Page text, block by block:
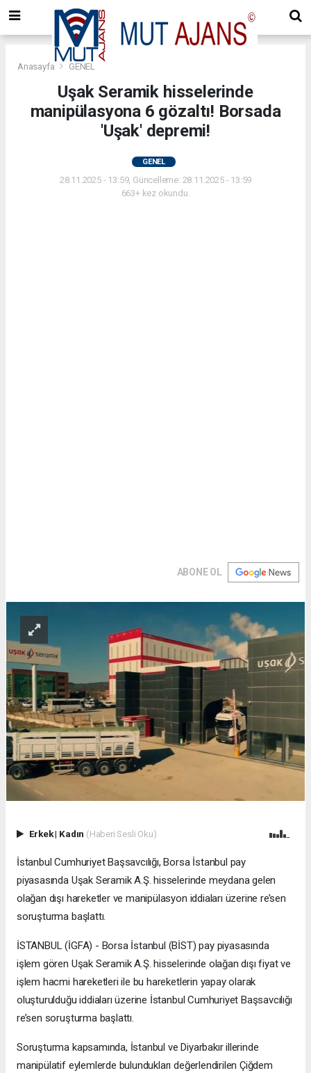
Anasayfa GENEL
Uşak Seramik hisselerinde
manipülasyona 6 gözaltı! Borsada
'Uşak' depremi!
GENEL
28.11.2025 - 13:59, Güncelleme: 28.11.2025 - 13:59
663+ kez okundu.
ABONE OL
Erkek| Kadın (Haberi Sesli Oku)
İstanbul Cumhuriyet Başsavcılığı, Borsa İstanbul pay
piyasasında Uşak Seramik A.Ş. hisselerinde meydana gelen
olağan dışı hareketler ve manipülasyon iddiaları üzerine re’sen
soruşturma başlattı.
İSTANBUL (İGFA) - Borsa İstanbul (BİST) pay piyasasında
işlem gören Uşak Seramik A.Ş. hisselerinde olağan dışı fiyat ve
işlem hacmi hareketleri ile bu hareketlerin yapay olarak
oluşturulduğu iddiaları üzerine İstanbul Cumhuriyet Başsavcılığı
re’sen soruşturma başlattı.
Soruşturma kapsamında, İstanbul ve Diyarbakır illerinde
manipülatif eylemlerde bulundukları değerlendirilen Çiğdem